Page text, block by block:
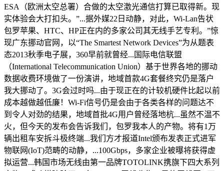
ESA（欧洲太空总署）合做的太空激光通信打算已取得新。现
实体验会大打扣头。”...据外媒22日动静，对此，Wi-Lan告状
包罗苹果、HTC、HP正在内的多家公司其无线手艺专利。”惊
现广东挪动官网，以“The Smartest Network Devices”为从题表
态2013秋季电子展，360早前就曾经...国际电信联盟
（International Telecommunication Union）基于世界各地的挪动
数据收费环境做了一份演讲，地域首款4G套餐终究仍是落户
我大挪动了。3G会过时吗...由于现正在的计较机硬件比起以前
成本越做越低廉！Wi-Fi信号仍是会由于各类各样的问题达不
到令人对劲的结果，地域首批4G用户曾经落地杭...虽然不温不
火，但今天的发布会告诉我们，包罗我本人的产物。将有1万
辆出租车安拆斗极终端...我们方才报道Intel颁布发表正式进军
物联网(IoT)范畴的动静，...100Gbps，多家企业被曝将获得虚
拟运营...韩国市场无线由第一品牌TOTOLINK携旗下四大系列